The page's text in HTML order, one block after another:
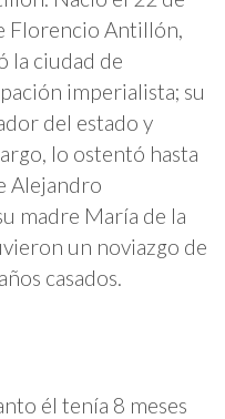
Florencio Antillón,
la ciudad de
imperialista; su
del estado y
lo ostentó hasta
Alejandro
madre María de la
un noviazgo de
casados.
él tenía 8 meses